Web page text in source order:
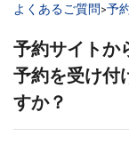
よくあるご質問>予
予約サイトか
予約を受け付
すか？